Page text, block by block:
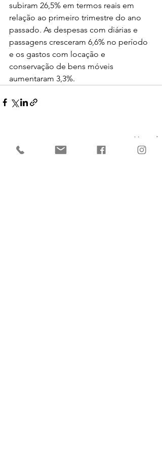
subiram 26,5% em termos reais em
relação ao primeiro trimestre do ano
passado. As despesas com diárias e
passagens cresceram 6,6% no período
e os gastos com locação e
conservação de bens móveis
aumentaram 3,3%.
Ver tudo